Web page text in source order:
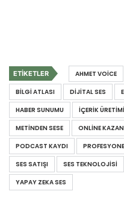
ETIKETLER AHMET VOICE
BILGI ATLASI
DIJITAL SES
HABER SUNUMU
IÇERIK ÜRETIMI
METINDEN SESE
ONLINE
PODCAST KAYDI
SES SATIŞI
SES TEKNOLOJISI
YAPAY ZEKA SES